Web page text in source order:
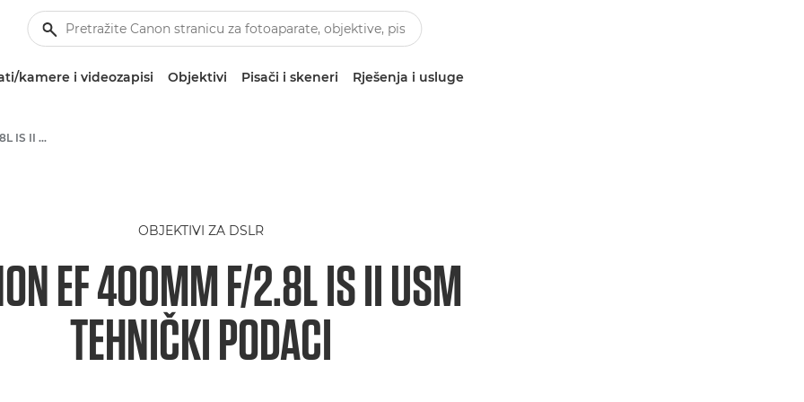
kamere i videozapisi Objektivi Pisači i skeneri Rješenja i usluge
Canon EF 400mm f/2.8L IS II USM - Objektivi - objektivi za kamere i fotoaparate
OBJEKTIVI ZA DSLR
EF 400MM F/2.8L IS II USM
TEHNIČKI PODACI